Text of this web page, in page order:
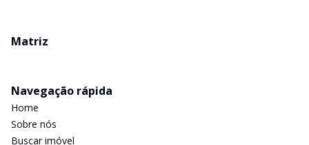
Matriz
Navegação rápida
Home
Sobre nós
Buscar imóvel